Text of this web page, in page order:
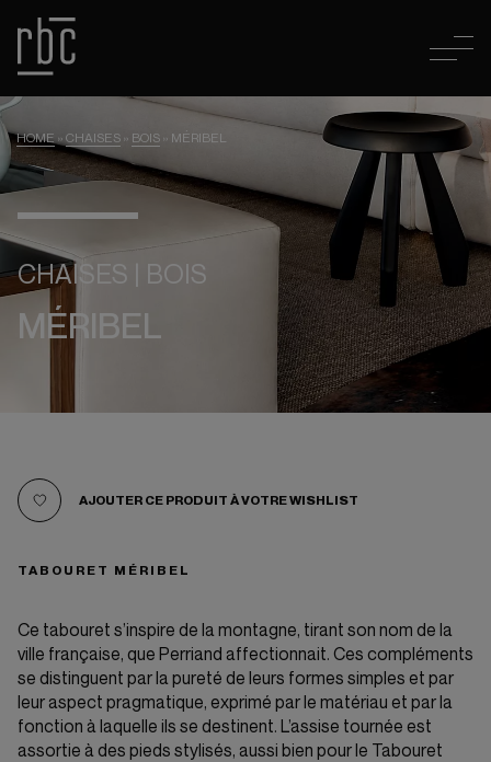
HOME » CHAISES » BOIS » MÉRIBEL
CHAISES | BOIS
MÉRIBEL
AJOUTER CE PRODUIT À VOTRE WISHLIST
TABOURET MÉRIBEL
Ce tabouret s’inspire de la montagne, tirant son nom de la
ville française, que Perriand affectionnait. Ces compléments
se distinguent par la pureté de leurs formes simples et par
leur aspect pragmatique, exprimé par le matériau et par la
fonction à laquelle ils se destinent. L’assise tournée est
assortie à des pieds stylisés, aussi bien pour le Tabouret